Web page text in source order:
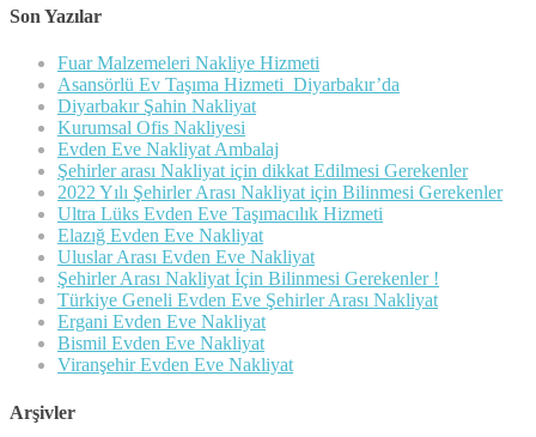
Son Yazılar
Fuar Malzemeleri Nakliye Hizmeti
Asansörlü Ev Taşıma Hizmeti Diyarbakır’da
Diyarbakır Şahin Nakliyat
Kurumsal Ofis Nakliyesi
Evden Eve Nakliyat Ambalaj
Şehirler arası Nakliyat için dikkat Edilmesi Gerekenler
2022 Yılı Şehirler Arası Nakliyat için Bilinmesi Gerekenler
Ultra Lüks Evden Eve Taşımacılık Hizmeti
Elazığ Evden Eve Nakliyat
Uluslar Arası Evden Eve Nakliyat
Şehirler Arası Nakliyat İçin Bilinmesi Gerekenler !
Türkiye Geneli Evden Eve Şehirler Arası Nakliyat
Ergani Evden Eve Nakliyat
Bismil Evden Eve Nakliyat
Viranşehir Evden Eve Nakliyat
Arşivler